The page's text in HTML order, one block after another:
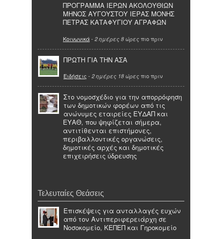
ΠΡΟΓΡΑΜΜΑ ΙΕΡΩΝ ΑΚΟΛΟΥΘΙΩΝ
ΜΗΝΟΣ ΑΥΓΟΥΣΤΟΥ ΙΕΡΑΣ ΜΟΝΗΣ
ΠΕΤΡΑΣ ΚΑΤΑΦΥΓΙΟΥ ΑΓΡΑΦΩΝ
Κοινωνικά- 2 ημέρες 8 ώρες πιο πριν
ΠΡΩΤΗ ΓΙΑ ΤΗΝ ΑΣΑ
Ειδήσεις - 2 ημέρες 18 ώρες πιο πριν
Στο νομοσχέδιο για την απορρόφηση
των δημοτικών φορέων από τις
ανώνυμες εταιρείες ΕΥΔΑΠ και
ΕΥΑΘ, που ψηφίζεται σήμερα,
αντιτίθενται επιστήμονες,
περιβαλλοντικές οργανώσεις,
δημοτικές αρχές και δημοτικές
επιχειρήσεις ύδρευσης
Τελευταίες Θεάσεις
Επισκέψεις για ανταλλαγές ευχών
από τον Αντιπεριφερειάρχη σε
Νοσοκομείο, ΚΕΠΕΠ και Γηροκομείο